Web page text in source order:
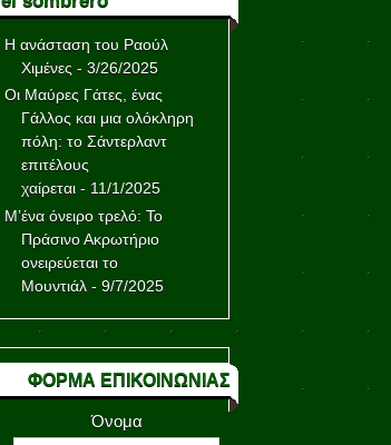
Η ανάσταση του Ραούλ
Χιμένες - 3/26/2025
Οι Μαύρες Γάτες, ένας
Γάλλος και μια ολόκληρη
πόλη: το Σάντερλαντ
επιτέλους
χαίρεται- 11/1/2025
Μ’ένα όνειρο τρελό: Το
Πράσινο Ακρωτήριο
ονειρεύεται το
Μουντιάλ- 9/7/2025
ΦΟΡΜΑ ΕΠΙΚΟΙΝΩΝΙΑΣ
Όνομα